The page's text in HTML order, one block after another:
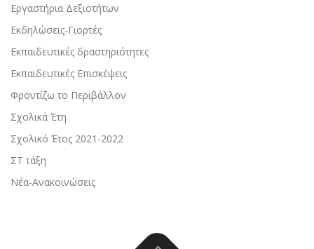
Εργαστήρια Δεξιοτήτων
Εκδηλώσεις-Γιορτές
Εκπαιδευτικές δραστηριότητες
Εκπαιδευτικές Επισκέψεις
Φροντίζω το Περιβάλλον
Σχολικά Έτη
Σχολικό Έτος 2021-2022
ΣΤ τάξη
Νέα-Ανακοινώσεις